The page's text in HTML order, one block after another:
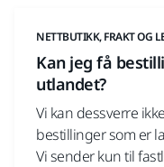
NETTBUTIKK, FRAKT OG
Kan jeg få
utlandet?
Vi kan dessverre
bestillinger som er
Vi sender kun til